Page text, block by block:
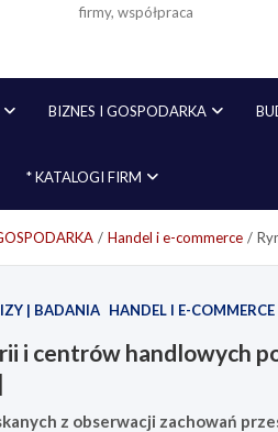
firmy, współpraca
BIZNES I GOSPODARKA
* KATALOGI FIRM
Handel i e-commerce
| BADANIA HANDEL I E-COMMERCE
i centrów handlowych
z obserwacji zachowań